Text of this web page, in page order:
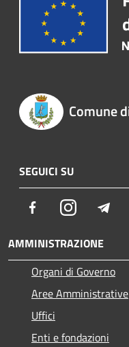
Comune
SEGUICI SU
FacebookInstagram
AMMINISTRAZIONE
Organi di Governo
Aree Amministrative
Uffici
Enti e fondazioni